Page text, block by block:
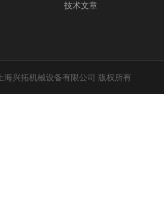
技术文章
兴拓机械设备有限公司 版权所有